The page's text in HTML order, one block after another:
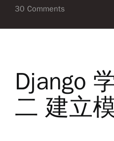
30 Comments
Django
二 建立